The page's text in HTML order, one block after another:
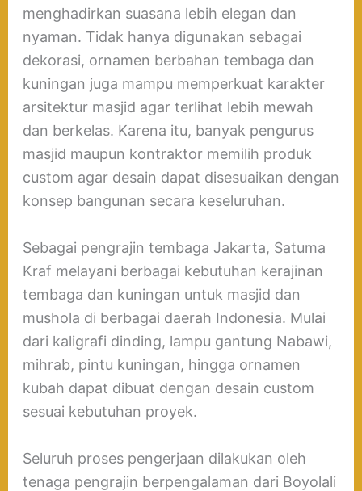
menghadirkan suasana lebih elegan dan
nyaman. Tidak hanya digunakan sebagai
dekorasi, ornamen berbahan tembaga dan
kuningan juga mampu memperkuat karakter
arsitektur masjid agar terlihat lebih mewah
dan berkelas. Karena itu, banyak pengurus
masjid maupun kontraktor memilih produk
custom agar desain dapat disesuaikan dengan
konsep bangunan secara keseluruhan.
Sebagai pengrajin tembaga Jakarta, Satuma
Kraf melayani berbagai kebutuhan kerajinan
tembaga dan kuningan untuk masjid dan
mushola di berbagai daerah Indonesia. Mulai
dari kaligrafi dinding, lampu gantung Nabawi,
mihrab, pintu kuningan, hingga ornamen
kubah dapat dibuat dengan desain custom
sesuai kebutuhan proyek.
Seluruh proses pengerjaan dilakukan oleh
tenaga pengrajin berpengalaman dari Boyolali